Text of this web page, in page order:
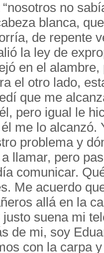
no
blanca,
de repente
la ley de
en el alambre,
el otro lado,
que me
pero igual le
me lo alcanzó.
problema y
llamar, pero
comunicar.
Me acuerdo
allá en la
justo suena mi
de mi, soy
con la carpa